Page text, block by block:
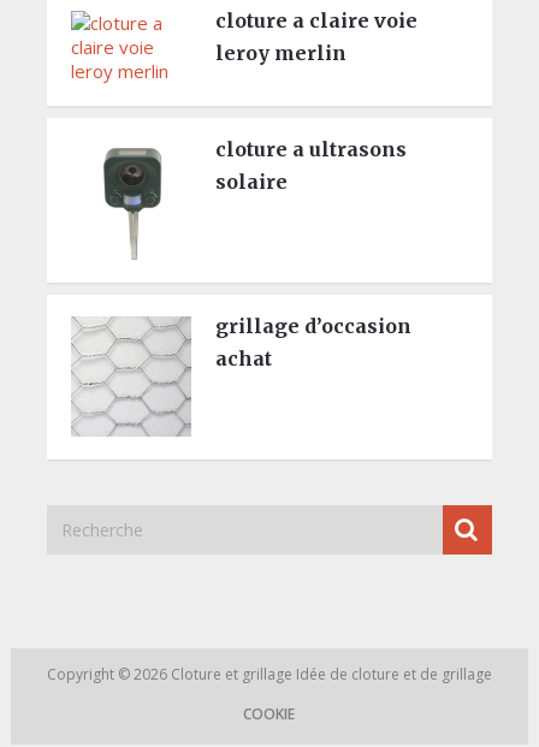
cloture a claire voie
leroy merlin
cloture a ultrasons
solaire
grillage d’occasion
achat
Copyright © 2026 Cloture et grillage Idée de cloture et de grillage
COOKIE